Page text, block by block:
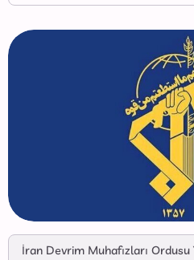
İran Devrim Muhafızları